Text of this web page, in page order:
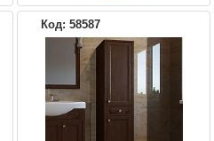
Код: 58587